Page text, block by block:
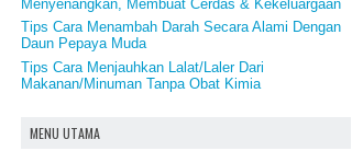
Menyenangkan, Membuat Cerdas & Kekeluargaan
Tips Cara Menambah Darah Secara Alami Dengan
Daun Pepaya Muda
Tips Cara Menjauhkan Lalat/Laler Dari
Makanan/Minuman Tanpa Obat Kimia
MENU UTAMA